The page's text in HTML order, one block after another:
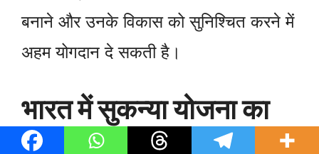
बनाने और उनके विकास को सुनिश्चित करने में
अहम योगदान दे सकती है।
भारत में सुकन्या योजना का
महत्व